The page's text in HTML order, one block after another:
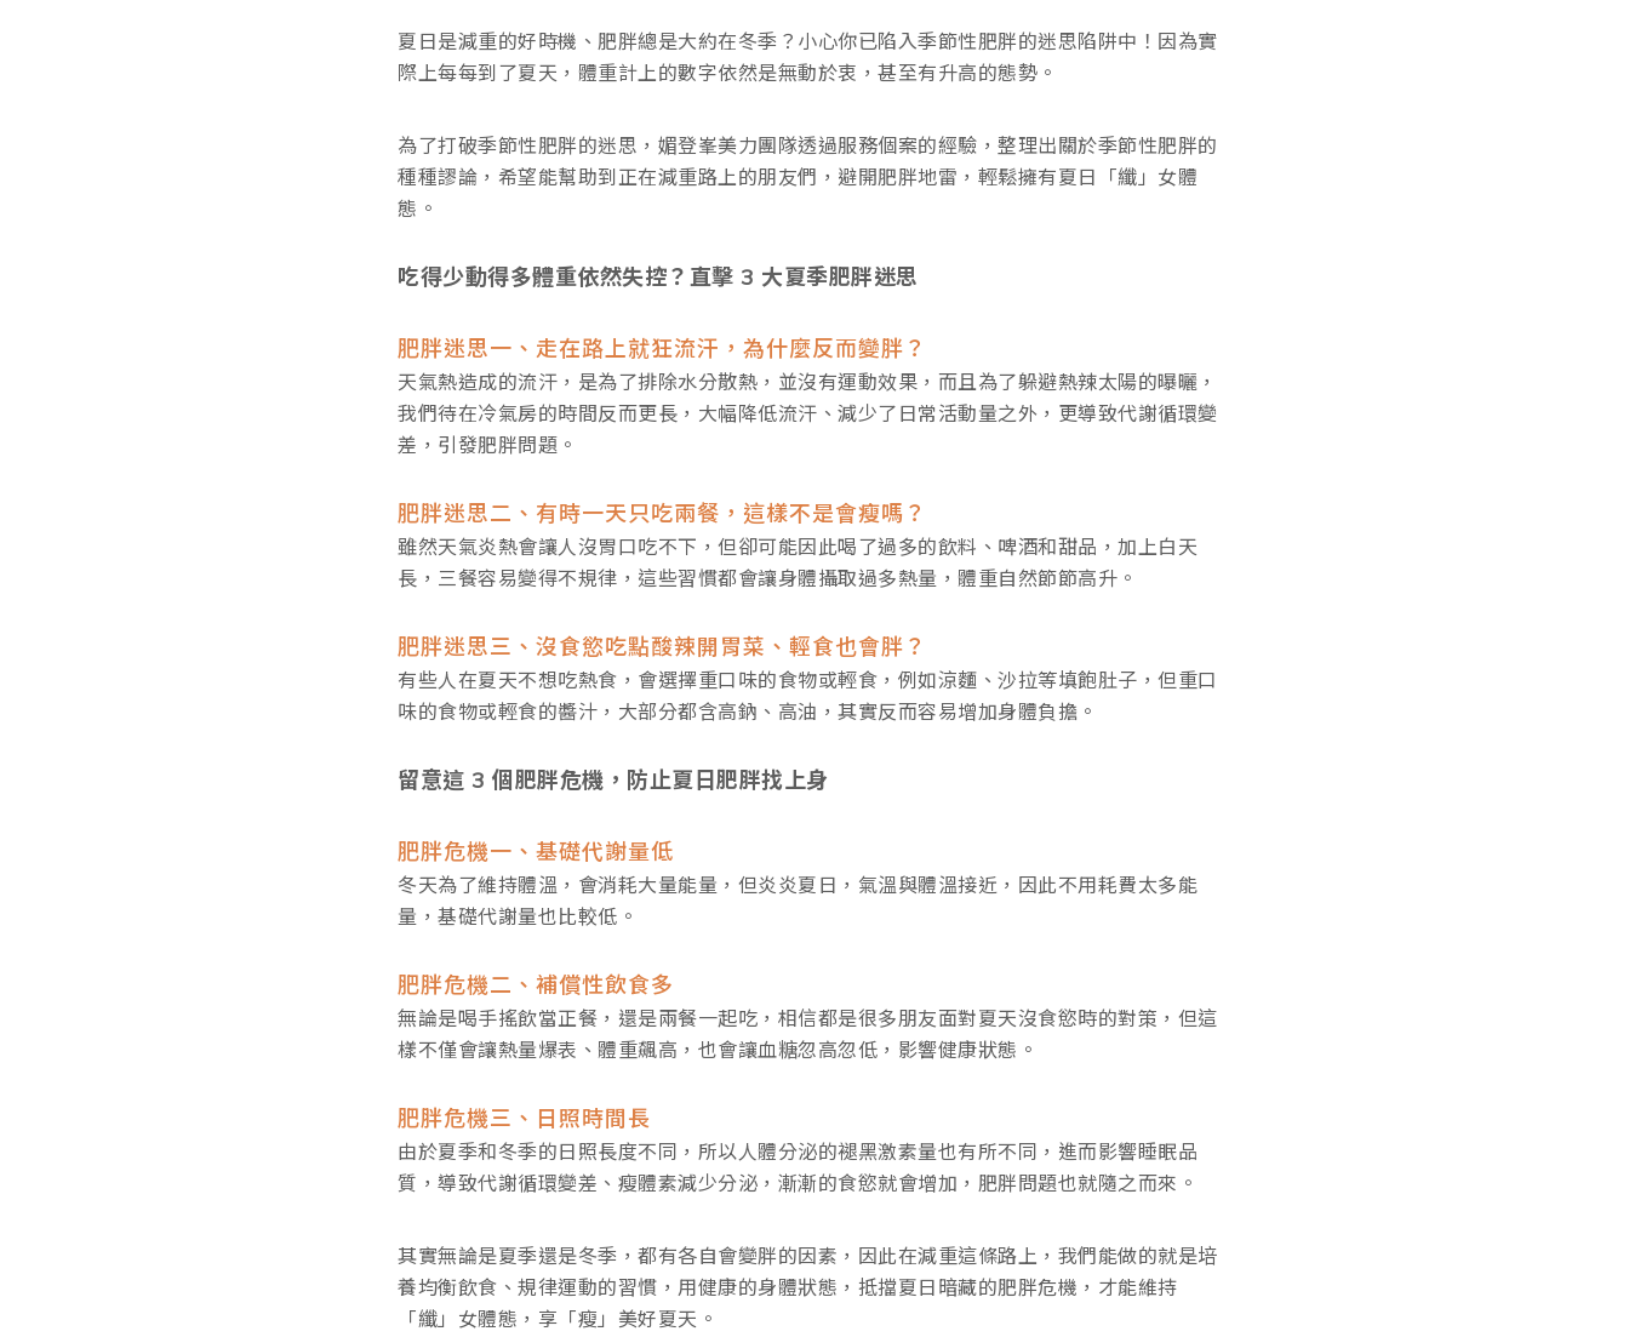
夏日是減重的好時機、肥胖總是大約在冬季？小心你已陷入季節性肥胖的迷思陷阱中！因為實
際上每每到了夏天，體重計上的數字依然是無動於衷，甚至有升高的態勢。
為了打破季節性肥胖的迷思，媚登峯美力團隊透過服務個案的經驗，整理出關於季節性肥胖的
種種謬論，希望能幫助到正在減重路上的朋友們，避開肥胖地雷，輕鬆擁有夏日「纖」女體
態。
吃得少動得多體重依然失控？直擊 3 大夏季肥胖迷思
肥胖迷思一、走在路上就狂流汗，為什麼反而變胖？
天氣熱造成的流汗，是為了排除水分散熱，並沒有運動效果，而且為了躲避熱辣太陽的曝曬，
我們待在冷氣房的時間反而更長，大幅降低流汗、減少了日常活動量之外，更導致代謝循環變
差，引發肥胖問題。
肥胖迷思二、有時一天只吃兩餐，這樣不是會瘦嗎？
雖然天氣炎熱會讓人沒胃口吃不下，但卻可能因此喝了過多的飲料、啤酒和甜品，加上白天
長，三餐容易變得不規律，這些習慣都會讓身體攝取過多熱量，體重自然節節高升。
肥胖迷思三、沒食慾吃點酸辣開胃菜、輕食也會胖？
有些人在夏天不想吃熱食，會選擇重口味的食物或輕食，例如涼麵、沙拉等填飽肚子，但重口
味的食物或輕食的醬汁，大部分都含高鈉、高油，其實反而容易增加身體負擔。
留意這 3 個肥胖危機，防止夏日肥胖找上身
肥胖危機一、基礎代謝量低
冬天為了維持體溫，會消耗大量能量，但炎炎夏日，氣溫與體溫接近，因此不用耗費太多能
量，基礎代謝量也比較低。
肥胖危機二、補償性飲食多
無論是喝手搖飲當正餐，還是兩餐一起吃，相信都是很多朋友面對夏天沒食慾時的對策，但這
樣不僅會讓熱量爆表、體重飆高，也會讓血糖忽高忽低，影響健康狀態。
肥胖危機三、日照時間長
由於夏季和冬季的日照長度不同，所以人體分泌的褪黑激素量也有所不同，進而影響睡眠品
質，導致代謝循環變差、瘦體素減少分泌，漸漸的食慾就會增加，肥胖問題也就隨之而來。
其實無論是夏季還是冬季，都有各自會變胖的因素，因此在減重這條路上，我們能做的就是培
養均衡飲食、規律運動的習慣，用健康的身體狀態，抵擋夏日暗藏的肥胖危機，才能維持
「纖」女體態，享「瘦」美好夏天。